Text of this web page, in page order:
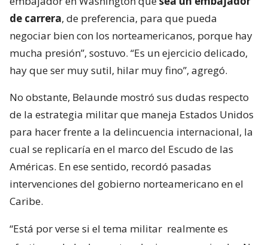
de carrera, de preferencia, para que pueda
negociar bien con los norteamericanos, porque hay
mucha presión”, sostuvo. “Es un ejercicio delicado,
hay que ser muy sutil, hilar muy fino”, agregó.
No obstante, Belaunde mostró sus dudas respecto
de la estrategia militar que maneja Estados Unidos
para hacer frente a la delincuencia internacional, la
cual se replicaría en el marco del Escudo de las
Américas. En ese sentido, recordó pasadas
intervenciones del gobierno norteamericano en el
Caribe.
“Está por verse si el tema militar realmente es